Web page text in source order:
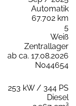
Automatik
67.702 km
5
Weiß
Zentrallager
ab ca. 17.08.2026
N044654
253 kW / 344 PS
Diesel